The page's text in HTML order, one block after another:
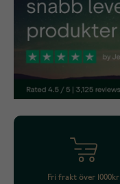
Fri frakt över 1000kr